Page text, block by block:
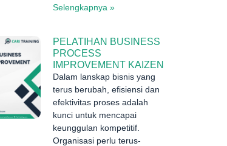
Selengkapnya »
PELATIHAN BUSINESS
PROCESS
IMPROVEMENT KAIZEN
Dalam lanskap bisnis yang
terus berubah, efisiensi dan
efektivitas proses adalah
kunci untuk mencapai
keunggulan kompetitif.
Organisasi perlu terus-